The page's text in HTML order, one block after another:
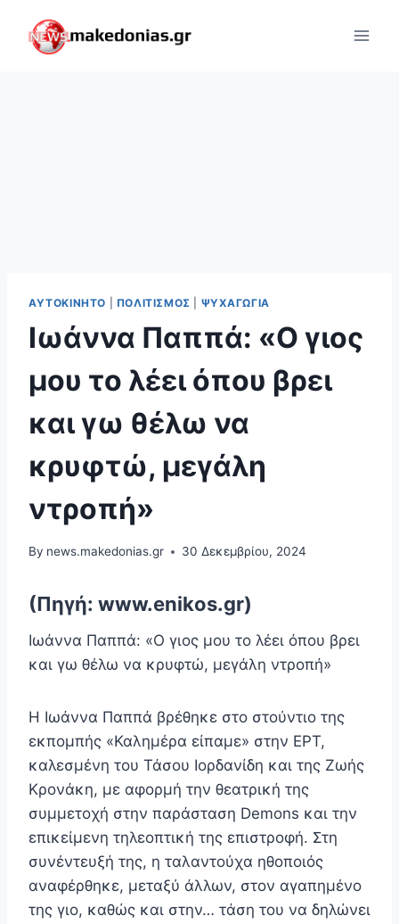
content
ΑΥΤΟΚΊΝΗΤΟ ΠΟΛΙΤΙΣΜΌΣ ΨΥΧΑΓΩΓΊΑ
Ιωάννα Παππά: «Ο γιος
μου το λέει όπου βρει
και γω θέλω να
κρυφτώ, μεγάλη
ντροπή»
By news.makedonias.gr 30 Δεκεμβρίου, 2024
(Πηγή: www.enikos.gr)
Ιωάννα Παππά: «Ο γιος μου το λέει όπου βρει
και γω θέλω να κρυφτώ, μεγάλη ντροπή»
Η Ιωάννα Παππά βρέθηκε στο στούντιο της
εκπομπής «Καλημέρα είπαμε» στην ΕΡΤ,
καλεσμένη του Τάσου Ιορδανίδη και της Ζωής
Κρονάκη, με αφορμή την θεατρική της
συμμετοχή στην παράσταση Demons και την
επικείμενη τηλεοπτική της επιστροφή. Στη
συνέντευξή της, η ταλαντούχα ηθοποιός
αναφέρθηκε, μεταξύ άλλων, στον αγαπημένο
της γιο, καθώς και στην… τάση του να δηλώνει